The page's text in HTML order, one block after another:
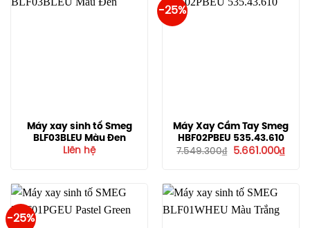
Máy xay sinh tố Smeg
BLF03BLEU Màu Đen
Liên hệ
-25%
Máy Xay Cầm Tay Smeg
HBF02PBEU 535.43.610
7.549.300₫
Giá
5.661.000₫Giá
hiện
-25%